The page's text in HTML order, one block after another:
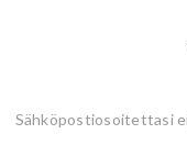
Sähköpostiosoitettasi